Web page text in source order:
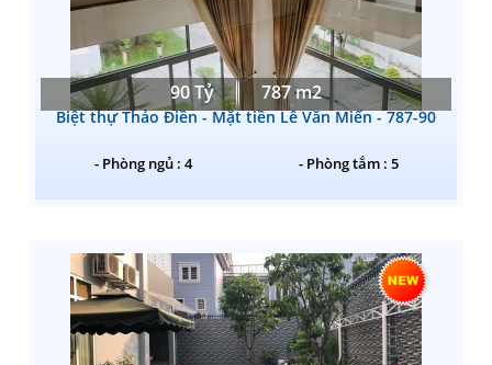
90 Tỷ 787 m2
Biệt thự Thảo Điền - Mặt tiền Lê Văn Miến - 787-90
- Phòng ngủ : 4 - Phòng tắm : 5